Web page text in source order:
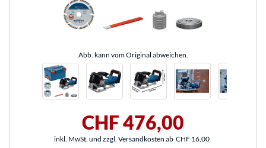
Abb. kann vom Original abweichen.
CHF 476,00
inkl. MwSt. und zzgl. Versandkosten ab CHF 16,00